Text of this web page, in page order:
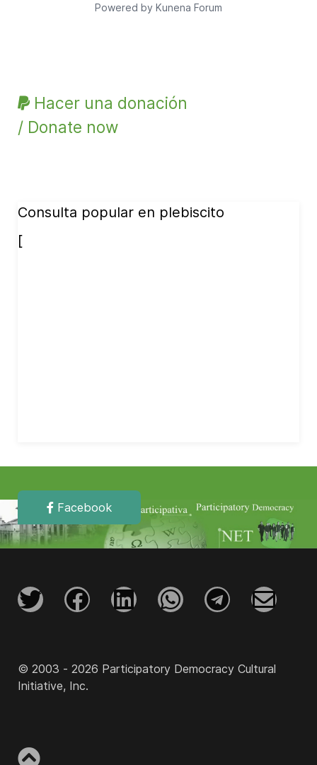
Powered by Kunena Forum
Hacer una donación
/ Donate now
Consulta popular en plebiscito
[
Facebook
© 2003 - 2026 Participatory Democracy Cultural
Initiative, Inc.